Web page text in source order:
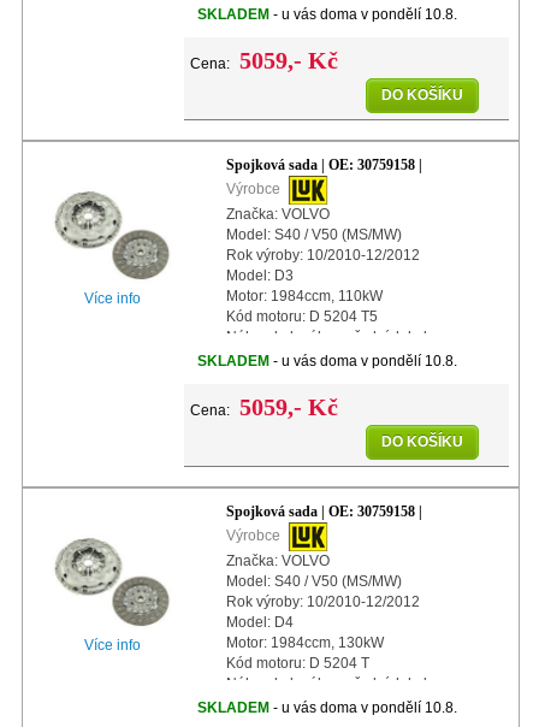
Další info: s automatickým nastavením
SKLADEM - u vás doma v pondělí 10.8.
Cena: 5059,- Kč
DO KOŠÍKU
Více info
Spojková sada | OE: 30759158 |
Výrobce
Značka: VOLVO
Model: S40 / V50 (MS/MW)
Rok výroby: 10/2010-12/2012
Model: D3
Motor: 1984ccm, 110kW
Kód motoru: D 5204 T5
Náhon kol: náhon předních kol
Další info: s automatickým nastavením
SKLADEM - u vás doma v pondělí 10.8.
Cena: 5059,- Kč
DO KOŠÍKU
Více info
Spojková sada | OE: 30759158 |
Výrobce
Značka: VOLVO
Model: S40 / V50 (MS/MW)
Rok výroby: 10/2010-12/2012
Model: D4
Motor: 1984ccm, 130kW
Kód motoru: D 5204 T
Náhon kol: náhon předních kol
Další info: s automatickým nastavením
SKLADEM - u vás doma v pondělí 10.8.